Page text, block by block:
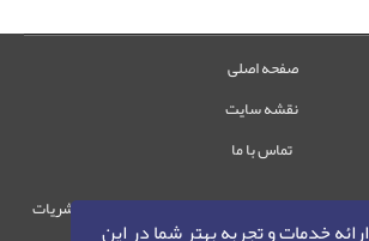
خدمات و تجربه بهتر شما در این
صفحه اصلی
نقشه سایت
تماس با ما
حقوق این وب‌سایت متعلق به سامانه مدیریت نشریات